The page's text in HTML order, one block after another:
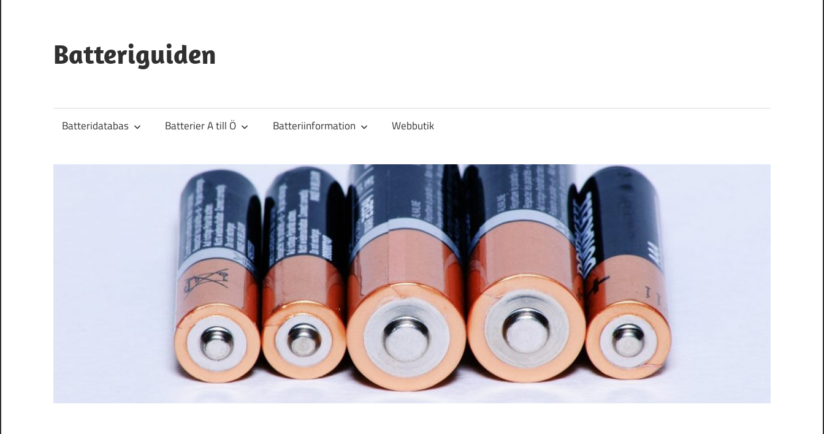
innehåll
Batteriguiden
Batteridatabas Batterier A till Ö Batteriinformation Webbutik